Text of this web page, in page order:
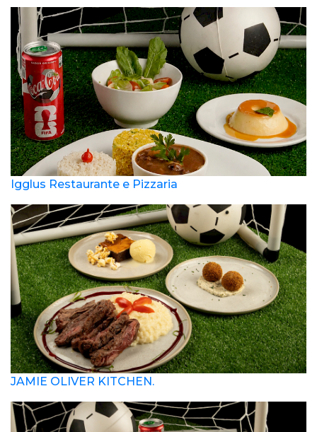
Igglus Restaurante e Pizzaria
JAMIE OLIVER KITCHEN.